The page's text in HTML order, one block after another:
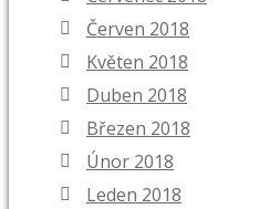
Červen 2018
Květen 2018
Duben 2018
Březen 2018
Únor 2018
Leden 2018